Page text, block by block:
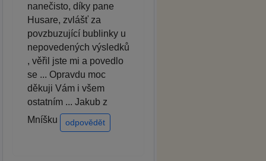
nanečisto, díky pane
Husare, zvlášť za
povzbuzující bublinky u
nepovedených výsledků
, věřil jste mi a povedlo
se ... Opravdu moc
děkuji Vám i všem
ostatním ... Jakub z
Mníšku
odpovědět